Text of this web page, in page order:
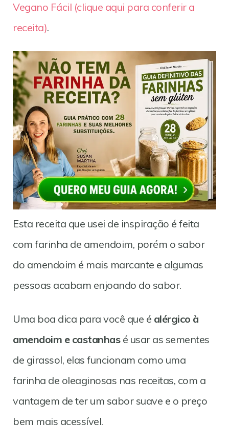
Vegano Fácil (clique aqui para conferir a
receita).
Esta receita que usei de inspiração é feita
com farinha de amendoim, porém o sabor
do amendoim é mais marcante e algumas
pessoas acabam enjoando do sabor.
Uma boa dica para você que é alérgico à
amendoim e castanhasé usar as sementes
de girassol, elas funcionam como uma
farinha de oleaginosas nas receitas, com a
vantagem de ter um sabor suave e o preço
bem mais acessível.